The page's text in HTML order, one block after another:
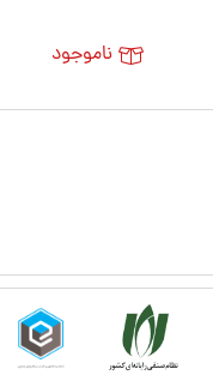
ناموجود